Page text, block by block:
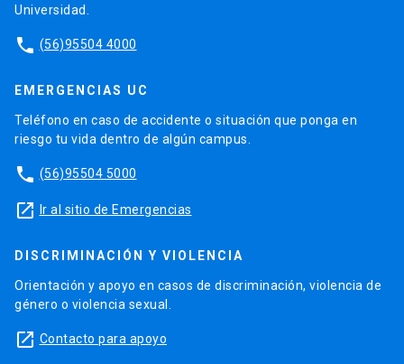
Universidad.
phone (56)95504 4000
EMERGENCIAS UC
Teléfono en caso de accidente o situación que ponga en
riesgo tu vida dentro de algún campus.
phone (56)95504 5000
launch Ir al sitio de Emergencias
DISCRIMINACIÓN Y VIOLENCIA
Orientación y apoyo en casos de discriminación, violencia de
género o violencia sexual.
launch Contacto para apoyo